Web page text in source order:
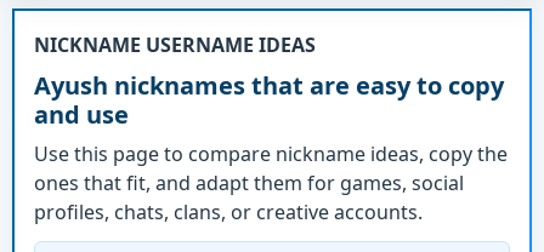
NICKNAME USERNAME IDEAS
Ayush nicknames that are easy to copy
and use
Use this page to compare nickname ideas, copy the
ones that fit, and adapt them for games, social
profiles, chats, clans, or creative accounts.